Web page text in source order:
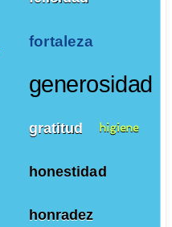
fortaleza
generosidad
gratitud higiene
honestidad
honradez